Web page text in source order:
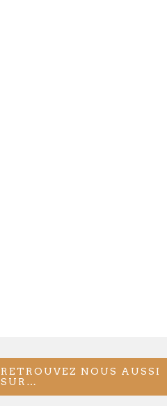
RETROUVEZ NOUS AUSSI
SUR…